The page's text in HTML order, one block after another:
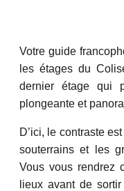
Votre guide
les étages du
dernier étage qui
plongeante et
D’ici, le contraste
souterrains et les
Vous vous rendrez
lieux avant de